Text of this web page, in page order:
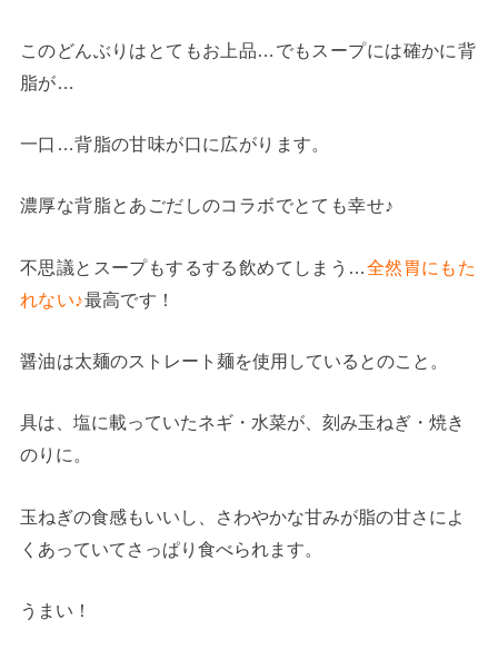
このどんぶりはとてもお上品…でもスープには確かに背
脂が…
一口…背脂の甘味が口に広がります。
濃厚な背脂とあごだしのコラボでとても幸せ♪
不思議とスープもするする飲めてしまう…全然胃にもた
れない♪最高です！
醤油は太麺のストレート麺を使用しているとのこと。
具は、塩に載っていたネギ・水菜が、刻み玉ねぎ・焼き
のりに。
玉ねぎの食感もいいし、さわやかな甘みが脂の甘さによ
くあっていてさっぱり食べられます。
うまい！